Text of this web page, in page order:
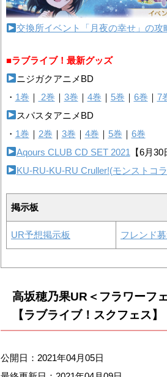
交換所イベント「月夜の幸せ」の
■ラブライブ！最新グッズ
ニジガクアニメBD
・ 1巻 ｜ 2巻 ｜ 3巻 ｜ 4巻 ｜ 5巻 ｜ 6巻 ｜ 7
スパスタアニメBD
・ 1巻 ｜ 2巻 ｜ 3巻 ｜ 4巻 ｜ 5巻 ｜ 6巻
Aqours CLUB CD SET 2021 【6月30
KU-RU-KU-RU Cruller!(モンストコ
掲示板
UR予想掲示板 フレンド
高坂穂乃果UR＜フラワーフ
【ラブライブ！スクフェス】
公開日：2021年04月05日